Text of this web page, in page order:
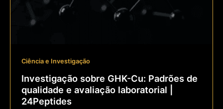
Ciência e Investigação
Investigação sobre GHK-Cu: Padrões de
qualidade e avaliação laboratorial |
24Peptides